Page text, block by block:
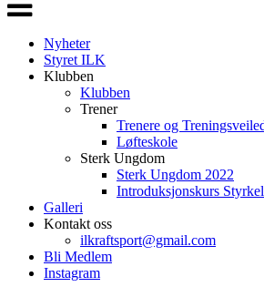
navigasjon
Nyheter
Styret ILK
Klubben
Klubben
Trener
Trenere og
Løfteskole
Sterk Ungdom
Sterk Ungdom 2022
Introduksjonskurs
Galleri
Kontakt oss
ilkraftsport@gmail.com
Bli Medlem
Instagram